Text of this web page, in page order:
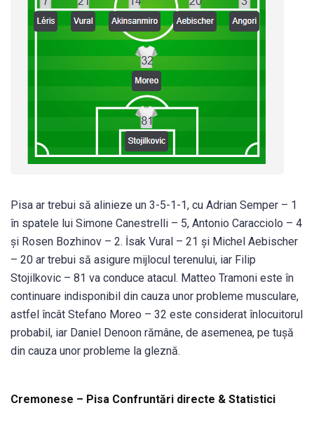
Pisa ar trebui să alinieze un 3-5-1-1, cu Adrian Semper – 1
în spatele lui Simone Canestrelli – 5, Antonio Caracciolo – 4
și Rosen Bozhinov – 2. İsak Vural – 21 și Michel Aebischer
– 20 ar trebui să asigure mijlocul terenului, iar Filip
Stojilkovic – 81 va conduce atacul. Matteo Tramoni este în
continuare indisponibil din cauza unor probleme musculare,
astfel încât Stefano Moreo – 32 este considerat înlocuitorul
probabil, iar Daniel Denoon rămâne, de asemenea, pe tușă
din cauza unor probleme la gleznă.
Cremonese – Pisa Confruntări directe & Statistici